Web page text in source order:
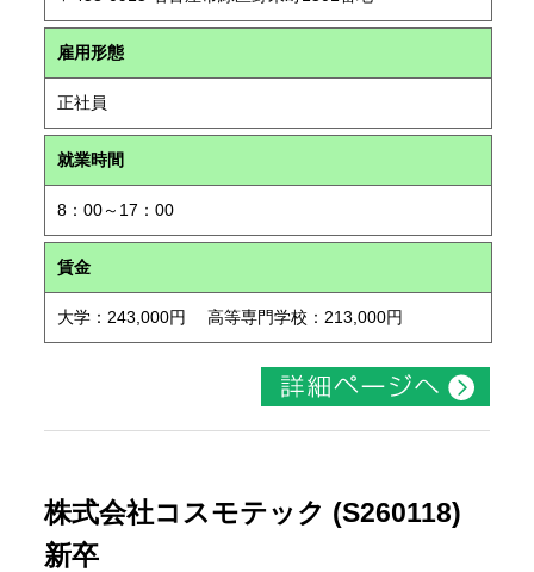
雇用形態
正社員
就業時間
8：00～17：00
賃金
大学：243,000円 高等専門学校：213,000円
株式会社コスモテック (S260118)
新卒